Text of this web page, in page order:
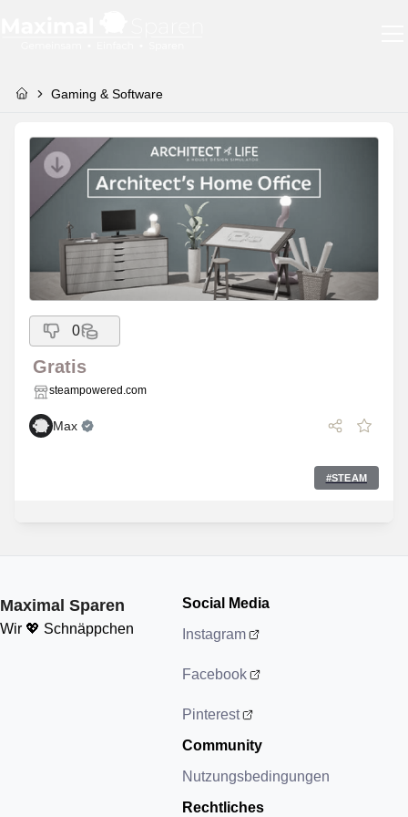
Gaming & Software
0
Gratis
steampowered.com
Max
#STEAM
Maximal Sparen
Wir 💖 Schnäppchen
Social Media
Instagram
Facebook
Pinterest
Community
Nutzungsbedingungen
Rechtliches